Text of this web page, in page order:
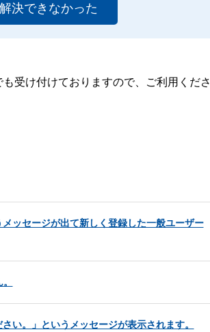
解決できなかった
も受け付けておりますので、ご利用くださ
ッセージが出て新しく登録した一般ユーザー
い。」というメッセージが表示されます。